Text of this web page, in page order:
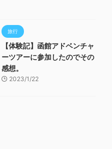
旅行
【体験記】函館アドベンチャ
ーツアーに参加したのでその
感想。
2023/1/22